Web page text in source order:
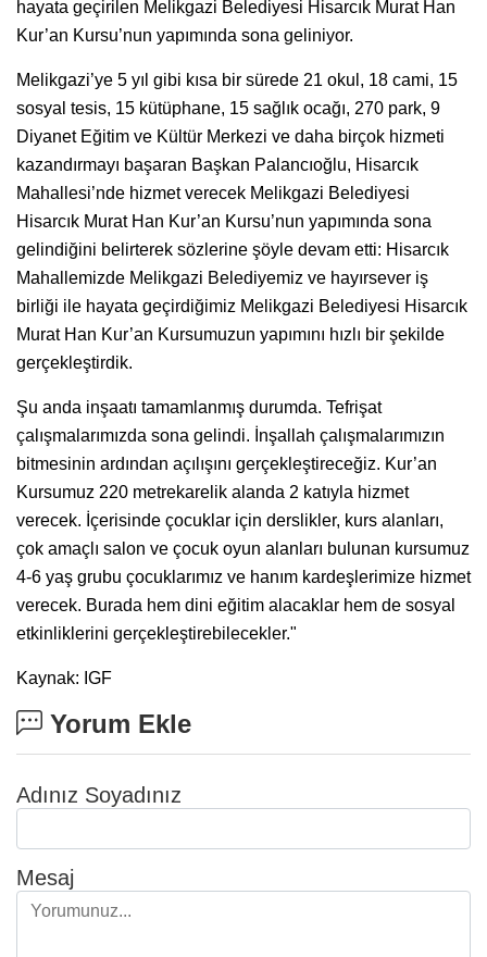
hayata geçirilen Melikgazi Belediyesi Hisarcık Murat Han
Kur’an Kursu’nun yapımında sona geliniyor.
Melikgazi’ye 5 yıl gibi kısa bir sürede 21 okul, 18 cami, 15
sosyal tesis, 15 kütüphane, 15 sağlık ocağı, 270 park, 9
Diyanet Eğitim ve Kültür Merkezi ve daha birçok hizmeti
kazandırmayı başaran Başkan Palancıoğlu, Hisarcık
Mahallesi’nde hizmet verecek Melikgazi Belediyesi
Hisarcık Murat Han Kur’an Kursu’nun yapımında sona
gelindiğini belirterek sözlerine şöyle devam etti: Hisarcık
Mahallemizde Melikgazi Belediyemiz ve hayırsever iş
birliği ile hayata geçirdiğimiz Melikgazi Belediyesi Hisarcık
Murat Han Kur’an Kursumuzun yapımını hızlı bir şekilde
gerçekleştirdik.
Şu anda inşaatı tamamlanmış durumda. Tefrişat
çalışmalarımızda sona gelindi. İnşallah çalışmalarımızın
bitmesinin ardından açılışını gerçekleştireceğiz. Kur’an
Kursumuz 220 metrekarelik alanda 2 katıyla hizmet
verecek. İçerisinde çocuklar için derslikler, kurs alanları,
çok amaçlı salon ve çocuk oyun alanları bulunan kursumuz
4-6 yaş grubu çocuklarımız ve hanım kardeşlerimize hizmet
verecek. Burada hem dini eğitim alacaklar hem de sosyal
etkinliklerini gerçekleştirebilecekler."
Kaynak: IGF
Yorum Ekle
Adınız Soyadınız
Mesaj